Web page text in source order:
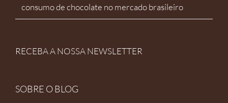
consumo de chocolate no mercado brasileiro
RECEBA A NOSSA NEWSLETTER
SOBRE O BLOG